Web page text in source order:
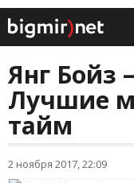
Янг Бойз
Лучшие
тайм
2 ноября 2017, 22:09